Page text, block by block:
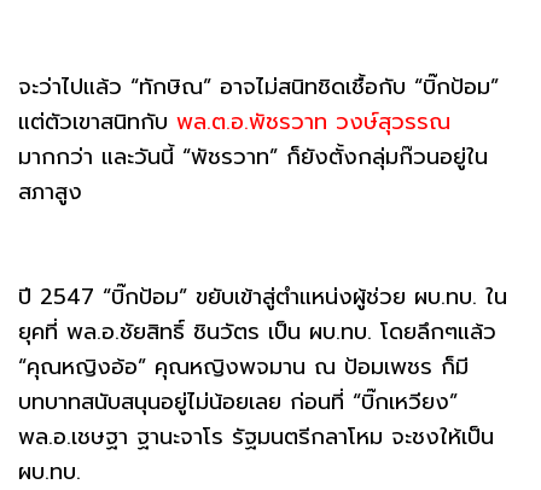
จะว่าไปแล้ว “ทักษิณ” อาจไม่สนิทชิดเชื้อกับ “บิ๊กป้อม”
แต่ตัวเขาสนิทกับ พล.ต.อ.พัชรวาท วงษ์สุวรรณ
มากกว่า และวันนี้ “พัชรวาท” ก็ยังตั้งกลุ่มก๊วนอยู่ใน
สภาสูง
ปี 2547 “บิ๊กป้อม” ขยับเข้าสู่ตำแหน่งผู้ช่วย ผบ.ทบ. ใน
ยุคที่ พล.อ.ชัยสิทธิ์ ชินวัตร เป็น ผบ.ทบ. โดยลึกๆแล้ว
“คุณหญิงอ้อ” คุณหญิงพจมาน ณ ป้อมเพชร ก็มี
บทบาทสนับสนุนอยู่ไม่น้อยเลย ก่อนที่ “บิ๊กเหวียง”
พล.อ.เชษฐา ฐานะจาโร รัฐมนตรีกลาโหม จะชงให้เป็น
ผบ.ทบ.